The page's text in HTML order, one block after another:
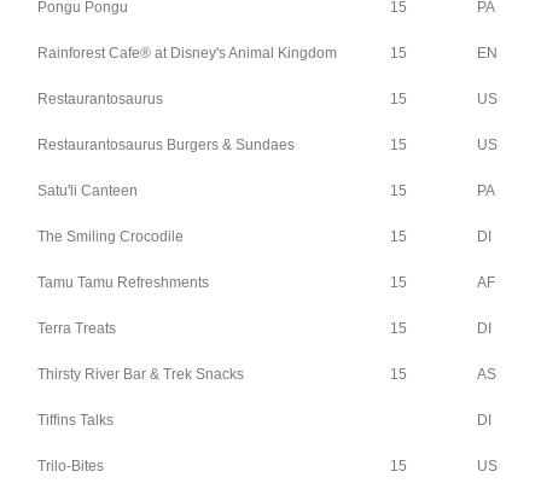
Pongu Pongu 15 PA
Rainforest Cafe® at Disney's Animal Kingdom 15 EN
Restaurantosaurus 15 US
Restaurantosaurus Burgers & Sundaes 15 US
Satu'li Canteen 15 PA
The Smiling Crocodile 15 DI
Tamu Tamu Refreshments 15 AF
Terra Treats 15 DI
Thirsty River Bar & Trek Snacks 15 AS
Tiffins Talks DI
Trilo-Bites 15 US